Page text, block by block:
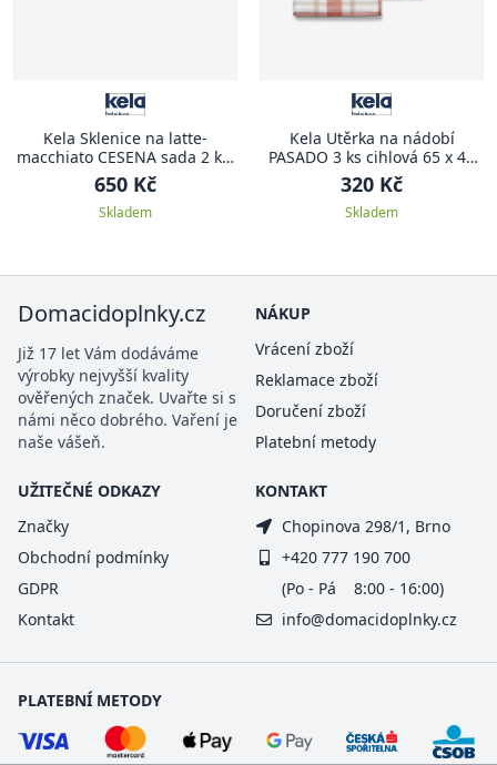
Kela Sklenice na latte-
macchiato CESENA sada 2 ks,
300 ml
650 Kč
Skladem
Kela Utěrka na nádobí
PASADO 3 ks cihlová 65 x 45
cm
320 Kč
Skladem
Domacidoplnky.cz
Již 17 let Vám dodáváme
výrobky nejvyšší kvality
ověřených značek. Uvařte si s
námi něco dobrého. Vaření je
naše vášeň.
NÁKUP
Vrácení zboží
Reklamace zboží
Doručení zboží
Platební metody
UŽITEČNÉ ODKAZY
Značky
Obchodní podmínky
GDPR
Kontakt
KONTAKT
Chopinova 298/1, Brno
+420 777 190 700
(Po - Pá 8:00 - 16:00)
info@domacidoplnky.cz
PLATEBNÍ METODY